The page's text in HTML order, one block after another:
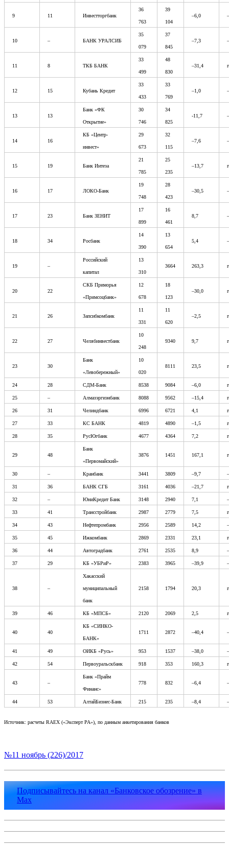
9 11 Инвестторгбанк
36
763
39
104
–6,0 –
10 – БАНК УРАЛСИБ
35
079
37
845
–7,3 –
11 8 ТКБ БАНК
33
499
48
830
–31,4
12 15 Кубань Кредит
33
433
33
769
–1,0 –
13 13
Банк «ФК
Открытие»
30
746
34
825
-11,7 –
14 16
КБ «Центр-
инвест»
29
673
32
115
–7,6 –
15 19 Банк Интеза
21
785
25
235
–13,7
16 17 ЛОКО-Банк
19
748
28
423
–30,5 –
17 23 Банк ЗЕНИТ
17
899
16
461
8,7 –
18 34 Росбанк
14
390
13
654
5,4 –
19 –
Российский
капитал
13
310
3664 263,3
20 22
СКБ Приморья
«Примсоцбанк»
12
678
18
123
–30,0
21 26 Запсибкомбанк
11
331
11
620
–2,5
22 27 Челябинвестбанк
10
248
9340 9,7
23 30
Банк
«Левобережный»
10
020
8111 23,5
24 28 СДМ-Банк 8538 9084 –6,0
25 – Алмазэргиэнбанк 8088 9562 –15,4
26 31 Челиндбанк 6996 6721 4,1
27 33 КС БАНК 4819 4890 –1,5
28 35 РусЮгбанк 4677 4364 7,2
29 48
Банк
«Первомайский»
3876 1451 167,1
30 – Кранбанк 3441 3809 –9,7 –
31 36 БАНК СГБ 3161 4036 –21,7
32 – ЮниКредит Банк 3148 2940 7,1 –
33 41 Трансстройбанк 2987 2779 7,5
34 43 Нефтепромбанк 2956 2589 14,2 –
35 45 Ижкомбанк 2869 2331 23,1
36 44 Автоградбанк 2761 2535 8,9 –
37 29 КБ «УБРиР» 2383 3965 –39,9 –
38 –
Хакасский
муниципальный
банк
2158 1794 20,3
39 46 КБ «МПСБ» 2120 2069 2,5
40 40
КБ «СИНКО-
БАНК»
1711 2872 –40,4 –
41 49 ОИКБ «Русь» 953 1537 –38,0 –
42 54 Первоуральскбанк 918 353 160,3
43 –
Банк «Прайм
Финанс»
778 832 –6,4 –
44 53 АлтайБизнес-Банк 215 235 –8,4 –
Источник: расчеты RAEX («Эксперт РА»), по данным анкетирования банков
№11 ноябрь (226)/2017
Подписывайтесь на канал «Банковское обозрение» в
Max